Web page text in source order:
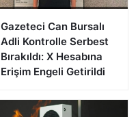
Gazeteci Can Bursalı
Adli Kontrolle Serbest
Bırakıldı: X Hesabına
Erişim Engeli Getirildi